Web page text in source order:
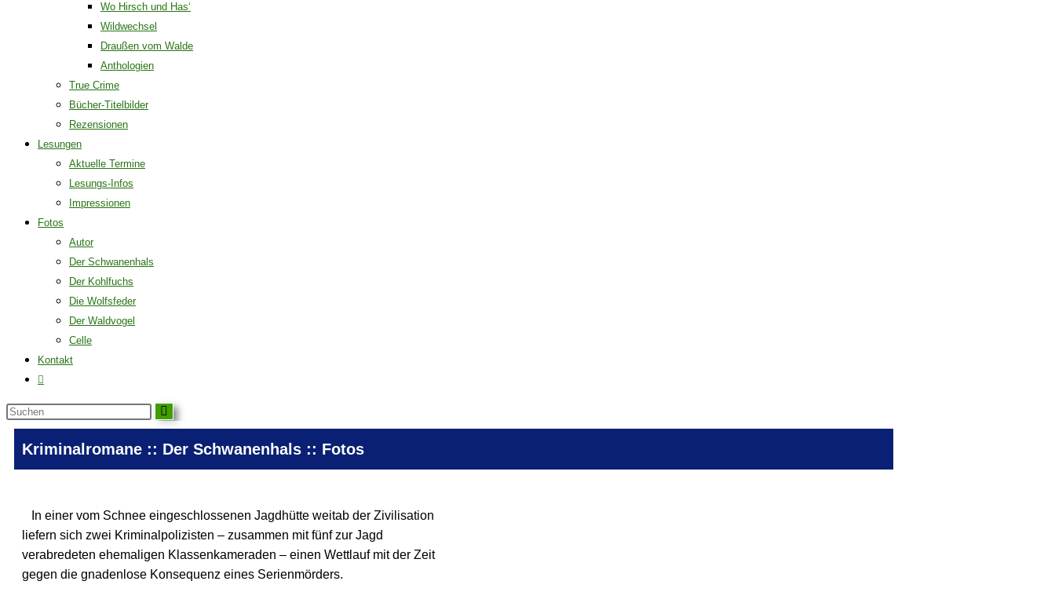
Wo Hirsch und Has‘
Wildwechsel
Draußen vom Walde
Anthologien
True Crime
Bücher-Titelbilder
Rezensionen
Lesungen
Aktuelle Termine
Lesungs-Infos
Impressionen
Fotos
Autor
Der Schwanenhals
Der Kohlfuchs
Die Wolfsfeder
Der Waldvogel
Celle
Kontakt
Kriminalromane :: Der Schwanenhals :: Fotos
In einer vom Schnee eingeschlossenen Jagdhütte weitab der Zivilisation
liefern sich zwei Kriminalpolizisten – zusammen mit fünf zur Jagd
verabredeten ehemaligen Klassenkameraden – einen Wettlauf mit der Zeit
gegen die gnadenlose Konsequenz eines Serienmörders.